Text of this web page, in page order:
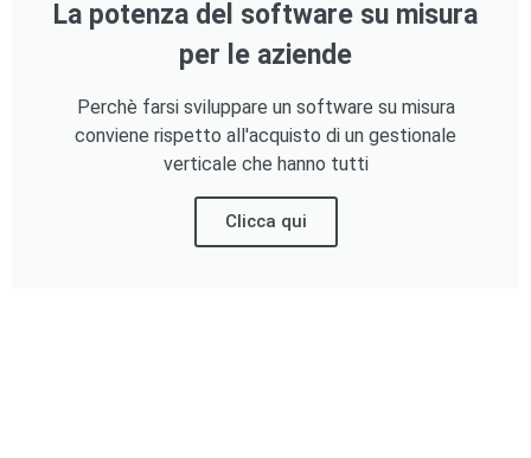
La potenza del software su misura
per le aziende
Perchè farsi sviluppare un software su misura
conviene rispetto all'acquisto di un gestionale
verticale che hanno tutti
Clicca qui